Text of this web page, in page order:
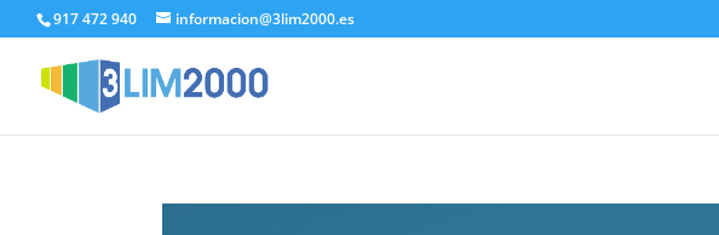
917 472 940 informacion@3lim2000.es